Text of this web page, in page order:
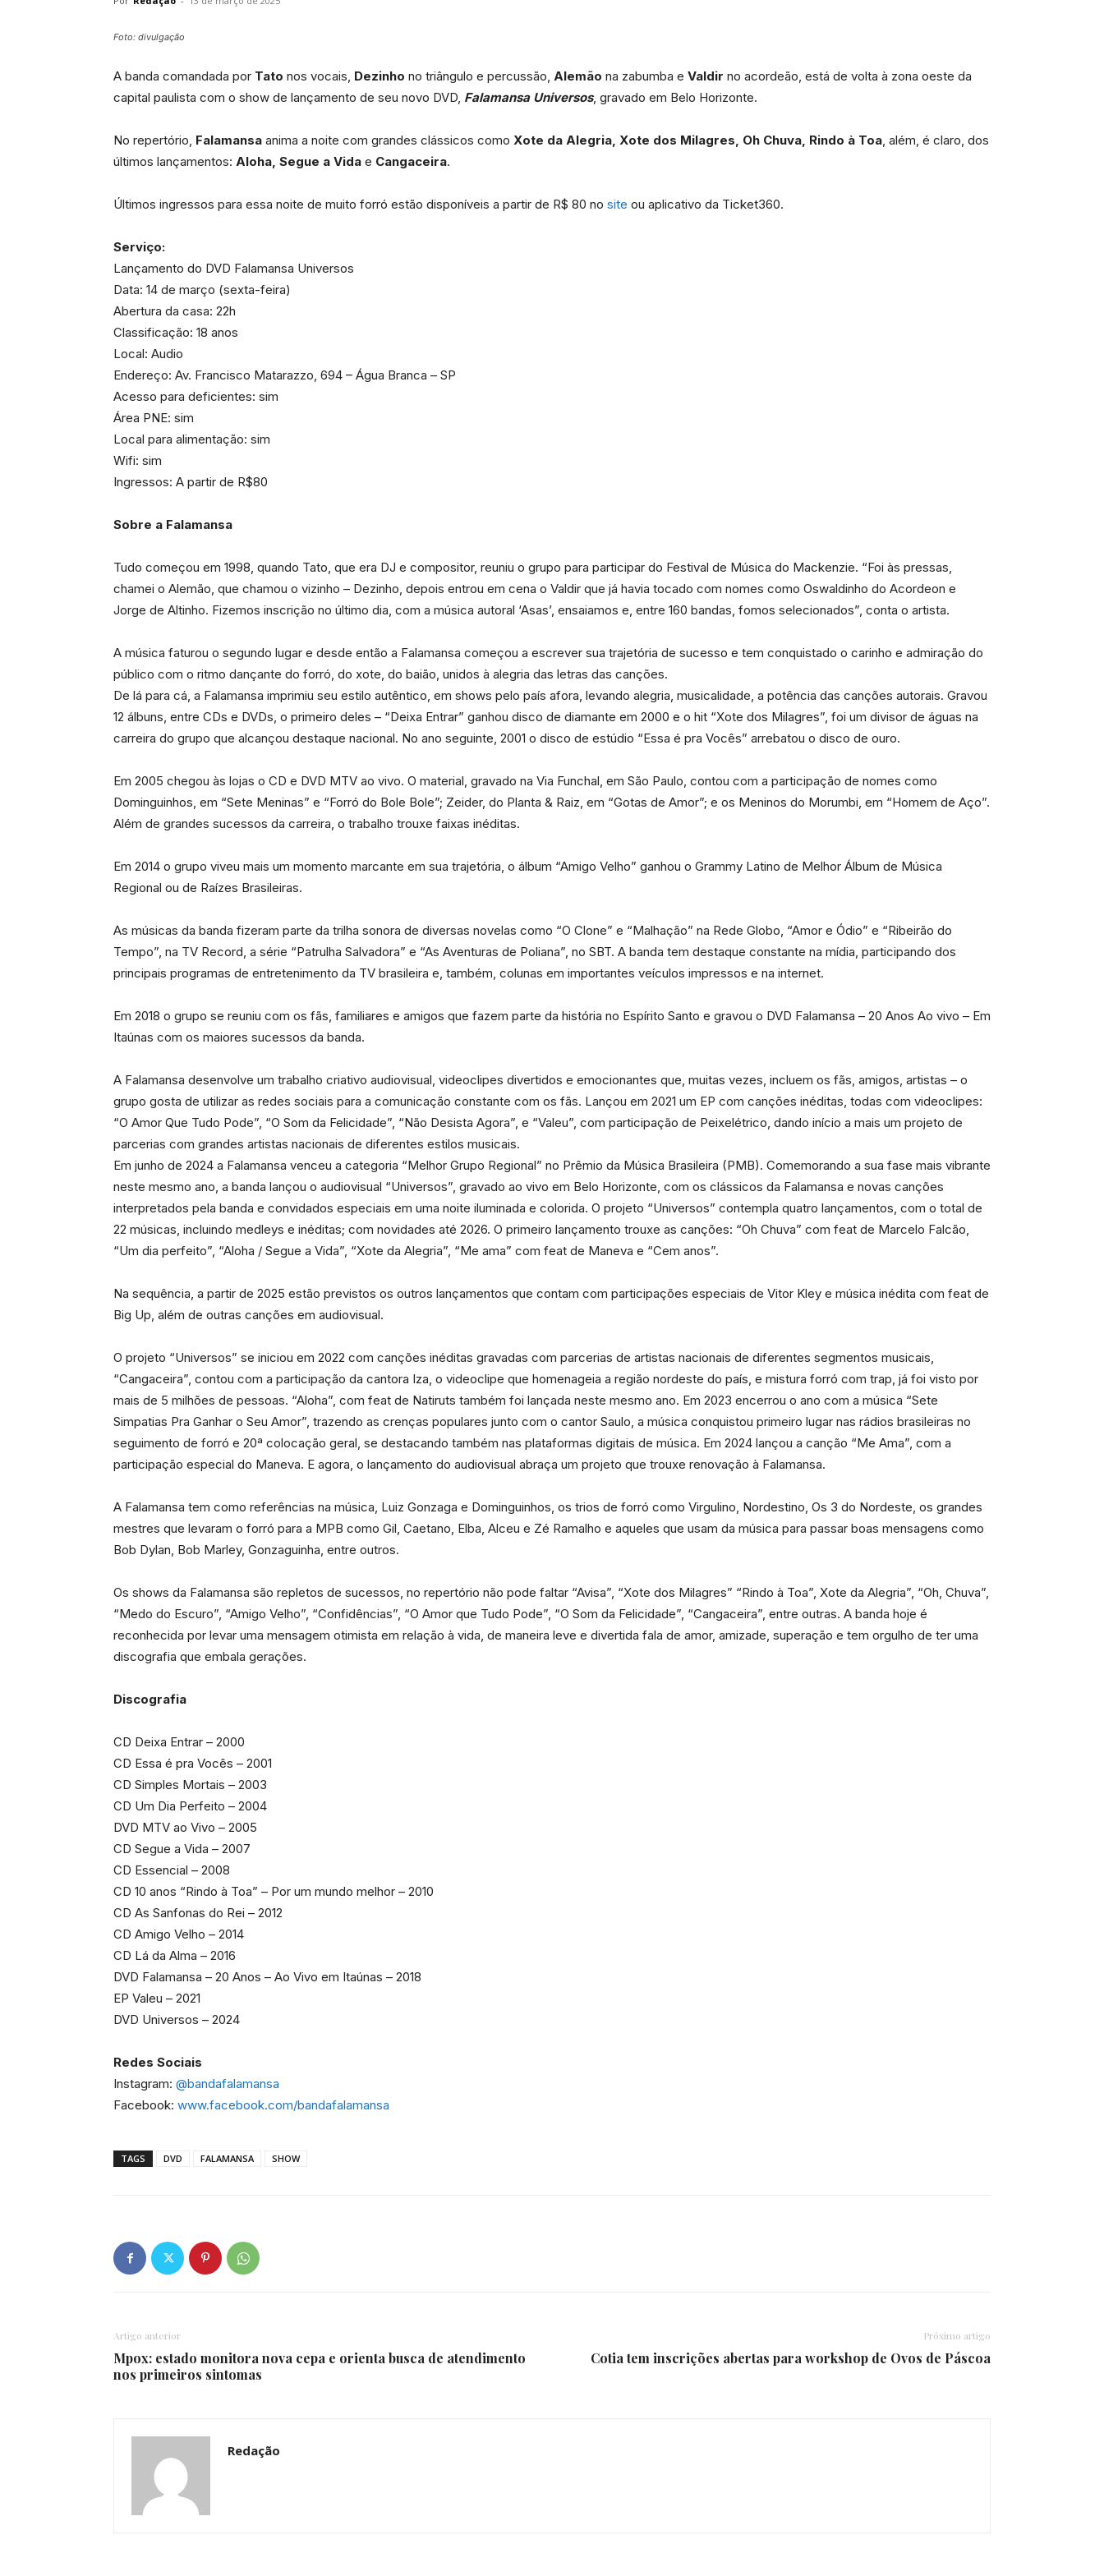
Portal
de
e
Foto: divulgação
A banda comandada por Tato nos vocais, Dezinho no triângulo e percussão, Alemão na zabumba e Valdir no acordeão, está de volta à zona oeste da
capital paulista com o show de lançamento de seu novo DVD, Falamansa Universos, gravado em Belo Horizonte.
No repertório, Falamansa anima a noite com grandes clássicos como Xote da Alegria, Xote dos Milagres, Oh Chuva, Rindo à Toa, além, é claro, dos
últimos lançamentos: Aloha, Segue a Vida e Cangaceira.
Últimos ingressos para essa noite de muito forró estão disponíveis a partir de R$ 80 no site ou aplicativo da Ticket360.
Serviço:
Lançamento do DVD Falamansa Universos
Data: 14 de março (sexta-feira)
Abertura da casa: 22h
Classificação: 18 anos
Local: Audio
Endereço: Av. Francisco Matarazzo, 694 – Água Branca – SP
Acesso para deficientes: sim
Área PNE: sim
Local para alimentação: sim
Wifi: sim
Ingressos: A partir de R$80
Sobre a Falamansa
Tudo começou em 1998, quando Tato, que era DJ e compositor, reuniu o grupo para participar do Festival de Música do Mackenzie. “Foi às pressas,
chamei o Alemão, que chamou o vizinho – Dezinho, depois entrou em cena o Valdir que já havia tocado com nomes como Oswaldinho do Acordeon e
Jorge de Altinho. Fizemos inscrição no último dia, com a música autoral ‘Asas’, ensaiamos e, entre 160 bandas, fomos selecionados”, conta o artista.
A música faturou o segundo lugar e desde então a Falamansa começou a escrever sua trajetória de sucesso e tem conquistado o carinho e admiração do
público com o ritmo dançante do forró, do xote, do baião, unidos à alegria das letras das canções.
De lá para cá, a Falamansa imprimiu seu estilo autêntico, em shows pelo país afora, levando alegria, musicalidade, a potência das canções autorais. Gravou
12 álbuns, entre CDs e DVDs, o primeiro deles – “Deixa Entrar” ganhou disco de diamante em 2000 e o hit “Xote dos Milagres”, foi um divisor de águas na
carreira do grupo que alcançou destaque nacional. No ano seguinte, 2001 o disco de estúdio “Essa é pra Vocês” arrebatou o disco de ouro.
Em 2005 chegou às lojas o CD e DVD MTV ao vivo. O material, gravado na Via Funchal, em São Paulo, contou com a participação de nomes como
Dominguinhos, em “Sete Meninas” e “Forró do Bole Bole”; Zeider, do Planta & Raiz, em “Gotas de Amor”; e os Meninos do Morumbi, em “Homem de Aço”.
Além de grandes sucessos da carreira, o trabalho trouxe faixas inéditas.
Em 2014 o grupo viveu mais um momento marcante em sua trajetória, o álbum “Amigo Velho” ganhou o Grammy Latino de Melhor Álbum de Música
Regional ou de Raízes Brasileiras.
As músicas da banda fizeram parte da trilha sonora de diversas novelas como “O Clone” e “Malhação” na Rede Globo, “Amor e Ódio” e “Ribeirão do
Tempo”, na TV Record, a série “Patrulha Salvadora” e “As Aventuras de Poliana”, no SBT. A banda tem destaque constante na mídia, participando dos
principais programas de entretenimento da TV brasileira e, também, colunas em importantes veículos impressos e na internet.
Em 2018 o grupo se reuniu com os fãs, familiares e amigos que fazem parte da história no Espírito Santo e gravou o DVD Falamansa – 20 Anos Ao vivo – Em
Itaúnas com os maiores sucessos da banda.
A Falamansa desenvolve um trabalho criativo audiovisual, videoclipes divertidos e emocionantes que, muitas vezes, incluem os fãs, amigos, artistas – o
grupo gosta de utilizar as redes sociais para a comunicação constante com os fãs. Lançou em 2021 um EP com canções inéditas, todas com videoclipes:
“O Amor Que Tudo Pode”, “O Som da Felicidade”, “Não Desista Agora”, e “Valeu”, com participação de Peixelétrico, dando início a mais um projeto de
parcerias com grandes artistas nacionais de diferentes estilos musicais.
Em junho de 2024 a Falamansa venceu a categoria “Melhor Grupo Regional” no Prêmio da Música Brasileira (PMB). Comemorando a sua fase mais vibrante
neste mesmo ano, a banda lançou o audiovisual “Universos”, gravado ao vivo em Belo Horizonte, com os clássicos da Falamansa e novas canções
interpretados pela banda e convidados especiais em uma noite iluminada e colorida. O projeto “Universos” contempla quatro lançamentos, com o total de
22 músicas, incluindo medleys e inéditas; com novidades até 2026. O primeiro lançamento trouxe as canções: “Oh Chuva” com feat de Marcelo Falcão,
“Um dia perfeito”, “Aloha / Segue a Vida”, “Xote da Alegria”, “Me ama” com feat de Maneva e “Cem anos”.
Na sequência, a partir de 2025 estão previstos os outros lançamentos que contam com participações especiais de Vitor Kley e música inédita com feat de
Big Up, além de outras canções em audiovisual.
O projeto “Universos” se iniciou em 2022 com canções inéditas gravadas com parcerias de artistas nacionais de diferentes segmentos musicais,
“Cangaceira”, contou com a participação da cantora Iza, o videoclipe que homenageia a região nordeste do país, e mistura forró com trap, já foi visto por
mais de 5 milhões de pessoas. “Aloha”, com feat de Natiruts também foi lançada neste mesmo ano. Em 2023 encerrou o ano com a música “Sete
Simpatias Pra Ganhar o Seu Amor”, trazendo as crenças populares junto com o cantor Saulo, a música conquistou primeiro lugar nas rádios brasileiras no
seguimento de forró e 20ª colocação geral, se destacando também nas plataformas digitais de música. Em 2024 lançou a canção “Me Ama”, com a
participação especial do Maneva. E agora, o lançamento do audiovisual abraça um projeto que trouxe renovação à Falamansa.
A Falamansa tem como referências na música, Luiz Gonzaga e Dominguinhos, os trios de forró como Virgulino, Nordestino, Os 3 do Nordeste, os grandes
mestres que levaram o forró para a MPB como Gil, Caetano, Elba, Alceu e Zé Ramalho e aqueles que usam da música para passar boas mensagens como
Bob Dylan, Bob Marley, Gonzaguinha, entre outros.
Os shows da Falamansa são repletos de sucessos, no repertório não pode faltar “Avisa”, “Xote dos Milagres” “Rindo à Toa”, Xote da Alegria”, “Oh, Chuva”,
“Medo do Escuro”, “Amigo Velho”, “Confidências”, “O Amor que Tudo Pode”, “O Som da Felicidade”, “Cangaceira”, entre outras. A banda hoje é
reconhecida por levar uma mensagem otimista em relação à vida, de maneira leve e divertida fala de amor, amizade, superação e tem orgulho de ter uma
discografia que embala gerações.
Discografia
CD Deixa Entrar – 2000
CD Essa é pra Vocês – 2001
CD Simples Mortais – 2003
CD Um Dia Perfeito – 2004
DVD MTV ao Vivo – 2005
CD Segue a Vida – 2007
CD Essencial – 2008
CD 10 anos “Rindo à Toa” – Por um mundo melhor – 2010
CD As Sanfonas do Rei – 2012
CD Amigo Velho – 2014
CD Lá da Alma – 2016
DVD Falamansa – 20 Anos – Ao Vivo em Itaúnas – 2018
EP Valeu – 2021
DVD Universos – 2024
Redes Sociais
Instagram: @bandafalamansa
Facebook: www.facebook.com/bandafalamansa
TAGS DVD FALAMANSA SHOW
Artigo anterior
Mpox: estado monitora nova cepa e orienta busca de atendimento
nos primeiros sintomas
Próximo artigo
Cotia tem inscrições abertas para workshop de Ovos de Páscoa
Redação